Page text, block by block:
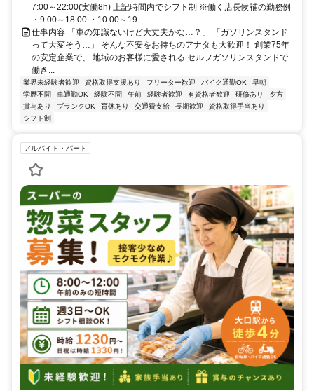
7:00～22:00(実働8h) 上記時間内でシフト制 ※働く店長候補の勤務例
・9:00～18:00 ・10:00～19...
仕事内容 「車の知識ないけど大丈夫かな…？」 「ガソリンスタンド
って大変そう…」 そんな不安をお持ちのアナタも大歓迎！ 創業75年
の安定企業で、 地域のお客様に愛される セルフガソリンスタンドで
働き...
業界未経験者歓迎 資格取得支援あり フリーター歓迎 バイク通勤OK
早朝
学歴不問
車通勤OK 経験不問 午前 経験者歓迎 有資格者歓迎 研修あり
夕方
賞与あり
ブランクOK 育休あり 交通費支給 長期歓迎
資格取得手当あり
シフト制
アルバイト・パート